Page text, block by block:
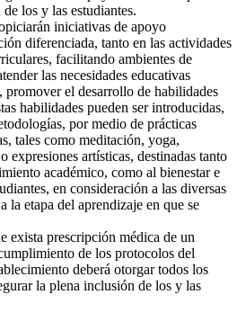
los y las estudiantes.
iniciativas de apoyo
diferenciada, tanto en las actividades
facilitando ambientes de
las necesidades educativas
promover el desarrollo de habilidades
habilidades pueden ser introducidas,
por medio de prácticas
tales como meditación, yoga,
expresiones artísticas, destinadas tanto
académico, como al bienestar e
en consideración a las diversas
la etapa del aprendizaje en que se
exista prescripción médica de un
de los protocolos del
deberá otorgar todos los
la plena inclusión de los y las